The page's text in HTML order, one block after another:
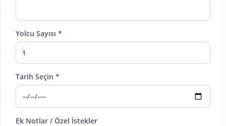
Yolcu Sayısı *
Tarih Seçin *
Ek Notlar / Özel İstekler